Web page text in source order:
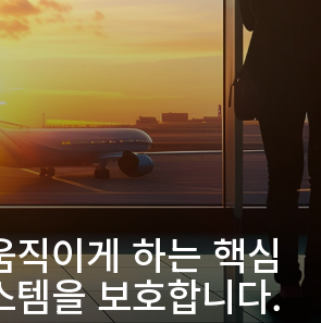
직이게 하는 핵심
템을 보호합니다.